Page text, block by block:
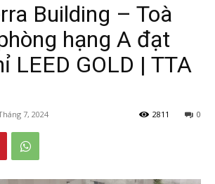
Building – Toà
hạng A đạt
LEED GOLD | TTA
7, 2024 0
2811